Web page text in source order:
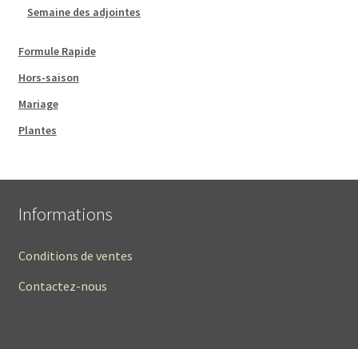
Semaine des adjointes
Formule Rapide
Hors-saison
Mariage
Plantes
Informations
Conditions de ventes
Contactez-nous